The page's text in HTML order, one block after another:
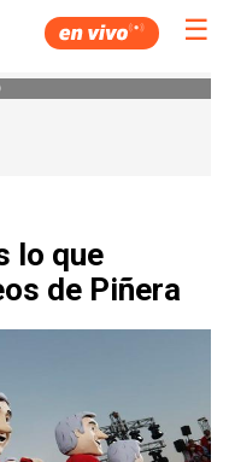
☰
lo que
de Piñera